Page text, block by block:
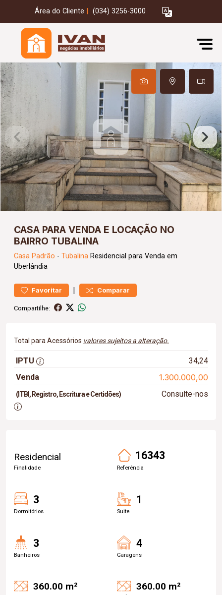
Área do Cliente (034) 3256-3000
CASA PARA VENDA E LOCAÇÃO NO
BAIRRO TUBALINA
Casa Padrão - Tubalina Residencial para Venda em
Uberlândia
Favoritar | Comparar
Compartilhe:
Total para Acessórios valores sujeitos a alteração.
IPTU
34,24
Venda
1.300.000,00
(ITBI, Registro, Escritura e Certidões) Consulte-nos
Residencial
Finalidade
16343
Referência
3
Dormitórios
1
Suite
3
Banheiros
4
Garagens
360.00 m² 360.00 m²